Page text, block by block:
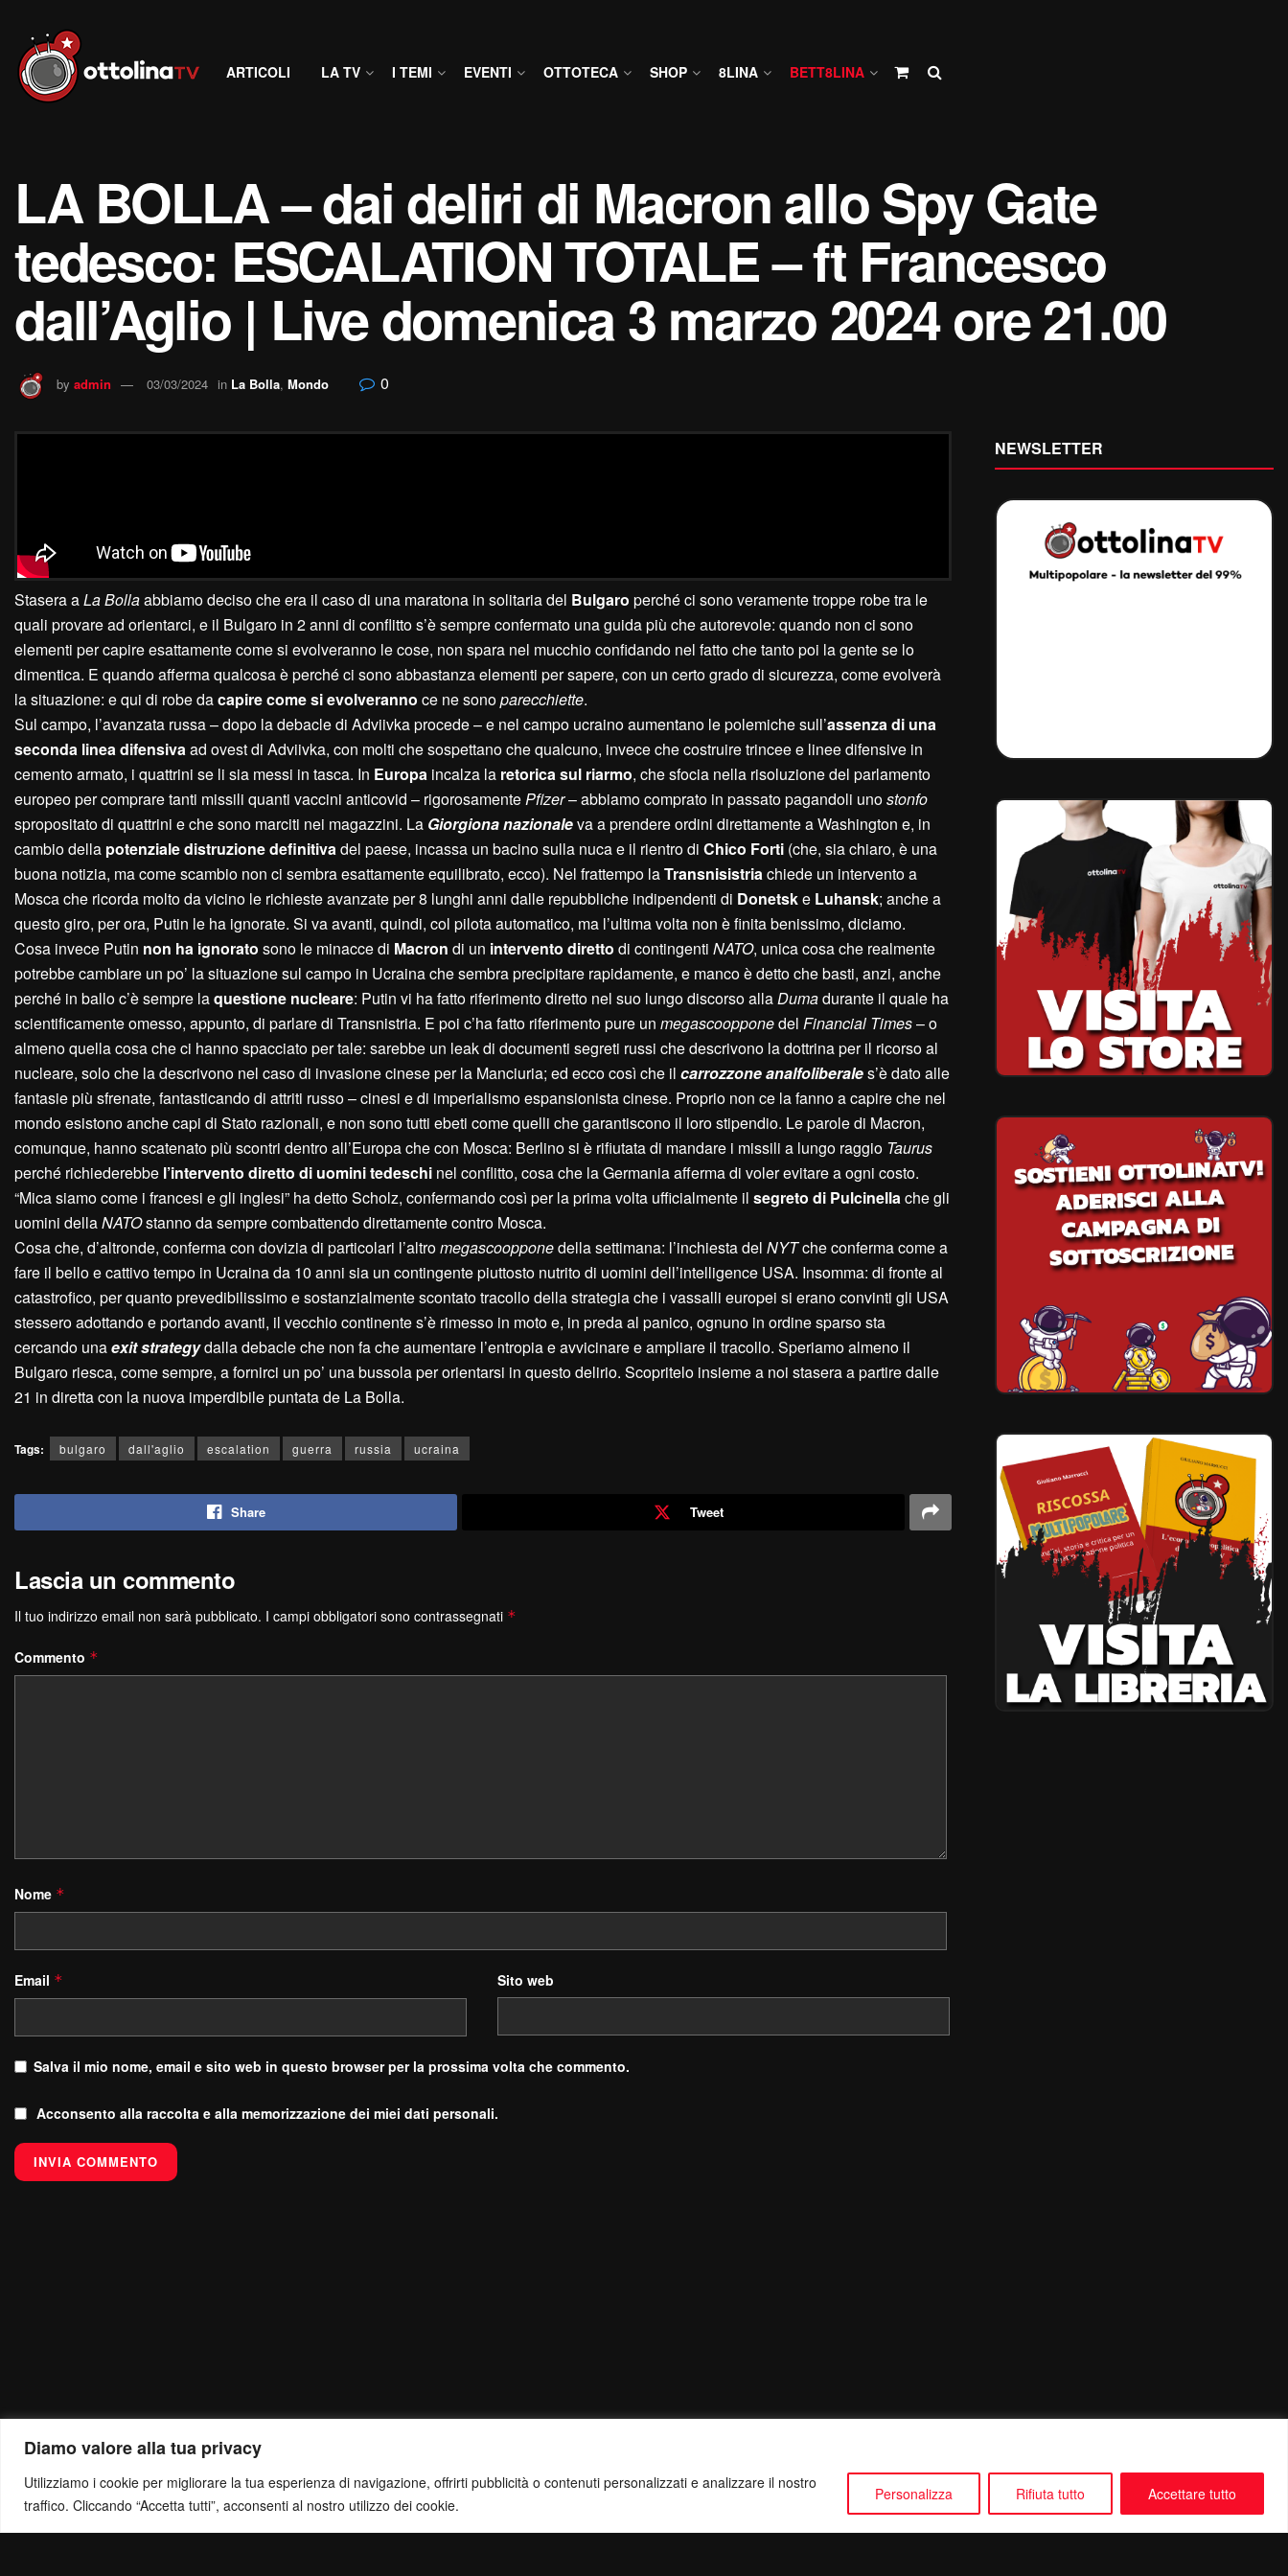
Diamo valore alla tua privacy
Utilizziamo i cookie per migliorare la tua esperienza di navigazione, offrirti pubblicità o contenuti personalizzati e analizzare il nostro
traffico. Cliccando “Accetta tutti”, acconsenti al nostro utilizzo dei cookie.
Personalizza Rifiuta tutto Accettare tutto
ARTICOLI LA TV I TEMI EVENTI OTTOTECA SHOP 8LINA BETT8LINA
LA BOLLA – dai deliri di Macron allo Spy Gate
tedesco: ESCALATION TOTALE – ft Francesco
dall’Aglio | Live domenica 3 marzo 2024 ore 21.00
by admin 03/03/2024 in La Bolla, Mondo 0
Stasera aLa Bollaabbiamo deciso che era il caso di una maratona in solitaria del Bulgaro perché ci sono veramente troppe robe tra le
quali provare ad orientarci, e il Bulgaro in 2 anni di conflitto s’è sempre confermato una guida più che autorevole: quando non ci sono
elementi per capire esattamente come si evolveranno le cose, non spara nel mucchio confidando nel fatto che tanto poi la gente se lo
dimentica. E quando afferma qualcosa è perché ci sono abbastanza elementi per sapere, con un certo grado di sicurezza, come evolverà
la situazione: e qui di robe dacapire come si evolveranno ce ne sonoparecchiette.
Sul campo, l’avanzata russa – dopo la debacle di Adviivka procede – e nel campo ucraino aumentano le polemiche sull’assenza di una
seconda linea difensivaad ovest di Adviivka, con molti che sospettano che qualcuno, invece che costruire trincee e linee difensive in
cemento armato, i quattrini se li sia messi in tasca. In Europa incalza la retorica sul riarmo, che sfocia nella risoluzione del parlamento
europeo per comprare tanti missili quanti vaccini anticovid – rigorosamentePfizer– abbiamo comprato in passato pagandoli unostonfo
spropositato di quattrini e che sono marciti nei magazzini. La Giorgiona nazionaleva a prendere ordini direttamente a Washington e, in
cambio della potenziale distruzione definitivadel paese, incassa un bacino sulla nuca e il rientro di Chico Forti (che, sia chiaro, è una
buona notizia, ma come scambio non ci sembra esattamente equilibrato, ecco). Nel frattempo laTransnisistriachiede un intervento a
Mosca che ricorda molto da vicino le richieste avanzate per 8 lunghi anni dalle repubbliche indipendenti di Donetske Luhansk; anche a
questo giro, per ora, Putin le ha ignorate. Si va avanti, quindi, col pilota automatico, ma l’ultima volta non è finita benissimo, diciamo.
Cosa invece Putin non ha ignorato sono le minacce di Macron di un intervento diretto di contingenti NATO, unica cosa che realmente
potrebbe cambiare un po’ la situazione sul campo in Ucraina che sembra precipitare rapidamente, e manco è detto che basti, anzi, anche
perché in ballo c’è sempre laquestione nucleare: Putin vi ha fatto riferimento diretto nel suo lungo discorso allaDumadurante il quale ha
scientificamente omesso, appunto, di parlare di Transnistria. E poi c’ha fatto riferimento pure un megascoopponedel Financial Times– o
almeno quella cosa che ci hanno spacciato per tale: sarebbe un leak di documenti segreti russi che descrivono la dottrina per il ricorso al
nucleare, solo che la descrivono nel caso di invasione cinese per la Manciuria; ed ecco così che il carrozzone analfoliberales’è dato alle
fantasie più sfrenate, fantasticando di attriti russo – cinesi e di imperialismo espansionista cinese. Proprio non ce la fanno a capire che nel
mondo esistono anche capi di Stato razionali, e non sono tutti ebeti come quelli che garantiscono il loro stipendio. Le parole di Macron,
comunque, hanno scatenato più scontri dentro all’Europa che con Mosca: Berlino si è rifiutata di mandare i missili a lungo raggio Taurus
perché richiederebbe l’intervento diretto di uomini tedeschi nel conflitto, cosa che la Germania afferma di voler evitare a ogni costo.
“Mica siamo come i francesi e gli inglesi” ha detto Scholz, confermando così per la prima volta ufficialmente il segreto di Pulcinellache gli
uomini dellaNATOstanno da sempre combattendo direttamente contro Mosca.
Cosa che, d’altronde, conferma con dovizia di particolari l’altromegascoopponedella settimana: l’inchiesta del NYTche conferma come a
fare il bello e cattivo tempo in Ucraina da 10 anni sia un contingente piuttosto nutrito di uomini dell’intelligence USA. Insomma: di fronte al
catastrofico, per quanto prevedibilissimo e sostanzialmente scontato tracollo della strategia che i vassalli europei si erano convinti gli USA
stessero adottando e portando avanti, il vecchio continente s’è rimesso in moto e, in preda al panico, ognuno in ordine sparso sta
cercando unaexit strategydalla debacle che non fa che aumentare l’entropia e avvicinare e ampliare il tracollo. Speriamo almeno il
Bulgaro riesca, come sempre, a fornirci un po’ una bussola per orientarsi in questo delirio. Scopritelo insieme a noi stasera a partire dalle
21 in diretta con la nuova imperdibile puntata de La Bolla.
Tags: bulgaro dall'aglio escalation guerra russia ucraina
Share Tweet
Lascia un commento
Il tuo indirizzo email non sarà pubblicato. I campi obbligatori sono contrassegnati *
Commento *
Nome *
Email * Sito web
Salva il mio nome, email e sito web in questo browser per la prossima volta che commento.
Acconsento alla raccolta e alla memorizzazione dei miei dati personali.
NEWSLETTER